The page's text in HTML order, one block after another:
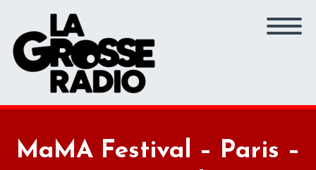
MaMA Festival – Paris –